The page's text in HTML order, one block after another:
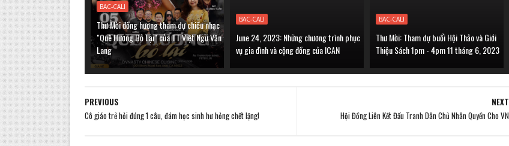
BAC-CALI
Thư Mời đồng hương tham dự chiều nhạc
"Quê Hương Bỏ Lại" của TT Việt Ngữ Văn
Lang
BAC-CALI
June 24, 2023: Những chương trình phục
vụ gia đình và cộng đồng của ICAN
BAC-CALI
Thư Mời: Tham dự buổi Hội Thảo và Giới
Thiệu Sách 1pm - 4pm 11 tháng 6, 2023
NEXT
Hội Đồng Liên Kết Đấu Tranh Dân Chủ Nhân Quyền Cho VN
PREVIOUS
Cô giáo trẻ hỏi đúng 1 câu, đám học sinh hư hỏng chết lặng!